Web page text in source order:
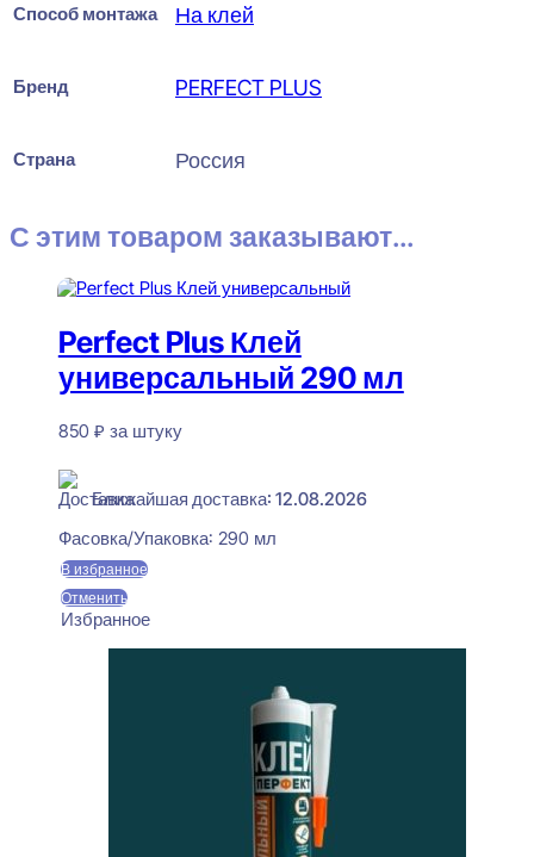
Способ монтажа На клей
Бренд PERFECT PLUS
Страна Россия
С этим товаром заказывают...
Perfect Plus Клей
универсальный 290 мл
850 ₽ за штуку
Ближайшая доставка: 12.08.2026
Фасовка/Упаковка: 290 мл
В избранное
Отменить
Избранное